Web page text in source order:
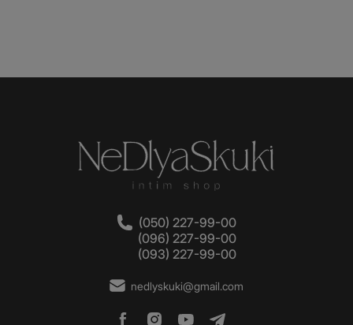
(050) 227-99-00
(096) 227-99-00
(093) 227-99-00
nedlyskuki@gmail.com